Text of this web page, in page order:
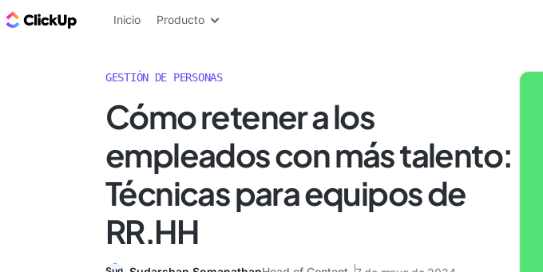
ClickUp Blog
Inicio Producto
GESTIÓN DE PERSONAS
Cómo retener a los
empleados con más talento:
Técnicas para equipos de
RR.HH